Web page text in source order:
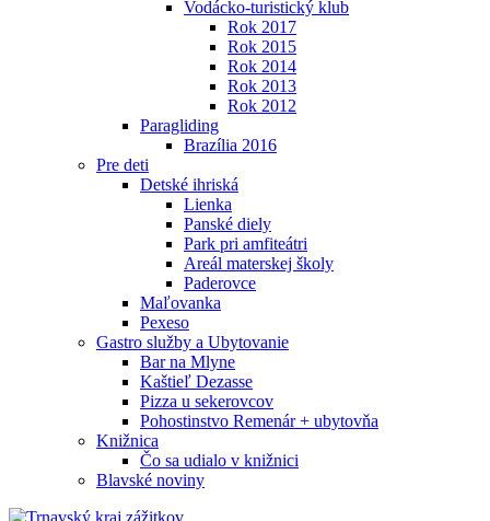
Vodácko-turistický klub
Rok 2017
Rok 2015
Rok 2014
Rok 2013
Rok 2012
Paragliding
Brazília 2016
Pre deti
Detské ihriská
Lienka
Panské diely
Park pri amfiteátri
Areál materskej školy
Paderovce
Maľovanka
Pexeso
Gastro služby a Ubytovanie
Bar na Mlyne
Kaštieľ Dezasse
Pizza u sekerovcov
Pohostinstvo Remenár + ubytovňa
Knižnica
Čo sa udialo v knižnici
Blavské noviny